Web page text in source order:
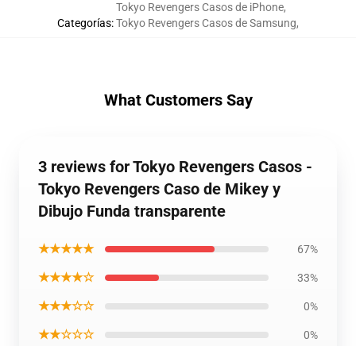
Categorías:
Tokyo Revengers Casos de iPhone,
Tokyo Revengers Casos de Samsung,
What Customers Say
3 reviews for Tokyo Revengers Casos -
Tokyo Revengers Caso de Mikey y
Dibujo Funda transparente
★★★★★ 67%
★★★★☆ 33%
★★★☆☆ 0%
★★☆☆☆ 0%